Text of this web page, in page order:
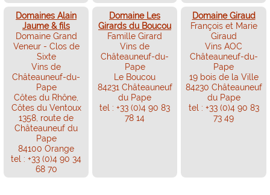
Domaines Alain
Jaume & fils
Domaine Grand
Veneur - Clos de
Sixte
Vins de
Châteauneuf-du-
Pape
Côtes du Rhône,
Côtes du Ventoux
1358, route de
Châteauneuf du
Pape
84100 Orange
tel : +33 (0)4 90 34
68 70
Domaine Les
Girards du Boucou
Famille Girard
Vins de
Châteauneuf-du-
Pape
Le Boucou
84231 Châteauneuf
du Pape
tel : +33 (0)4 90 83
78 14
Domaine Giraud
François et Marie
Giraud
Vins AOC
Châteauneuf-du-
Pape
19 bois de la Ville
84230 Châteauneuf
du Pape
tel : +33 (0)4 90 83
73 49